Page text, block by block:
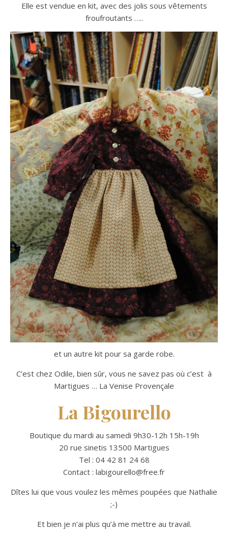
Elle est vendue en kit, avec des jolis sous vêtements
froufroutants …..
et un autre kit pour sa garde robe.
C’est chez Odile, bien sûr, vous ne savez pas où c’est à
Martigues … La Venise Provençale
La Bigourello
Boutique du mardi au samedi 9h30-12h 15h-19h
20 rue sinetis 13500 Martigues
Tel : 04 42 81 24 68
Contact : labigourello@free.fr
Dîtes lui que vous voulez les mêmes poupées que Nathalie
;-)
Et bien je n’ai plus qu’à me mettre au travail.